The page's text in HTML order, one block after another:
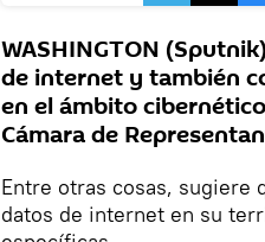
WASHINGTON
de internet y también
en el ámbito
Cámara de
Entre otras cosas, sugiere
datos de internet en su